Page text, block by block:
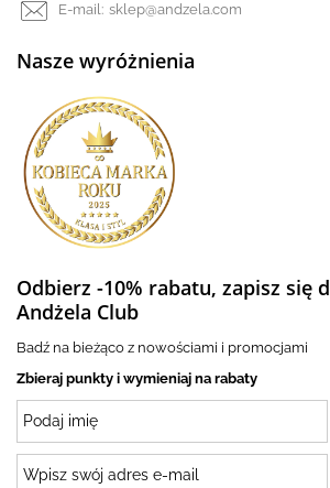
E-mail: sklep@andzela.com
Nasze wyróżnienia
Odbierz -10% rabatu, zapisz się
Andżela Club
Badź na bieżąco z nowościami i promocjami
Zbieraj punkty i wymieniaj na rabaty